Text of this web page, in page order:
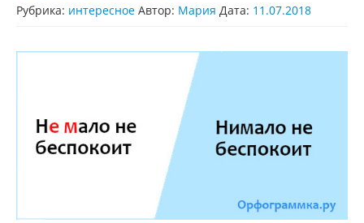
Рубрика: интересное Автор: Мария Дата: 11.07.2018